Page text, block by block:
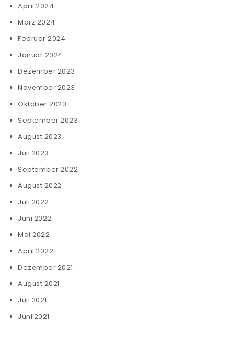
April 2024
März 2024
Februar 2024
Januar 2024
Dezember 2023
November 2023
Oktober 2023
September 2023
August 2023
Juli 2023
September 2022
August 2022
Juli 2022
Juni 2022
Mai 2022
April 2022
Dezember 2021
August 2021
Juli 2021
Juni 2021